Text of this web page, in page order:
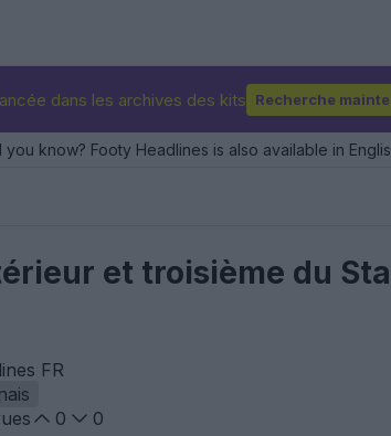
dans les archives des kits Recherche
you know? Footy Headlines is also available in
et troisième du
FR
0
0